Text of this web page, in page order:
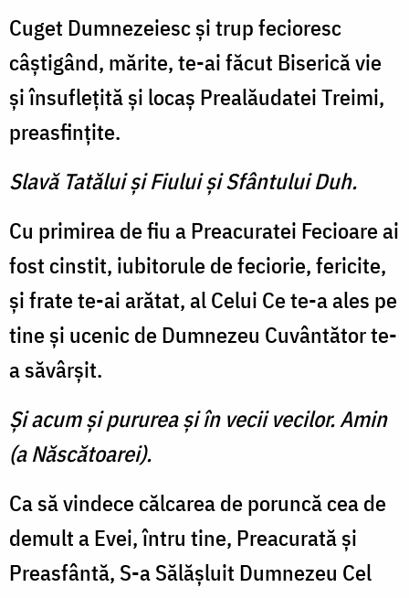
Cuget Dumnezeiesc şi trup fecioresc
câştigând, mărite, te-ai făcut Biserică vie
şi însufleţită şi locaş Prealăudatei Treimi,
preasfinţite.
Slavă Tatălui şi Fiului şi Sfântului Duh.
Cu primirea de fiu a Preacuratei Fecioare ai
fost cinstit, iubitorule de feciorie, fericite,
şi frate te-ai arătat, al Celui Ce te-a ales pe
tine şi ucenic de Dumnezeu Cuvântător te-
a săvârşit.
Şi acum şi pururea şi în vecii vecilor. Amin
(a Născătoarei).
Ca să vindece călcarea de poruncă cea de
demult a Evei, întru tine, Preacurată şi
Preasfântă, S-a Sălăşluit Dumnezeu Cel